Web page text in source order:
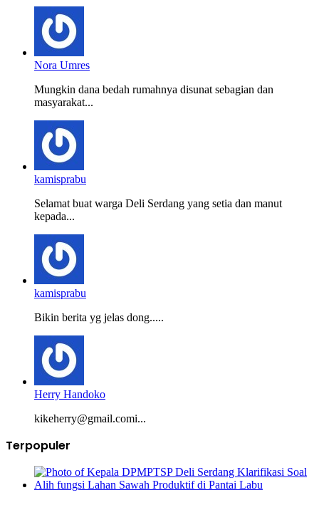
Nora Umres
Mungkin dana bedah rumahnya disunat sebagian dan
masyarakat...
kamisprabu
Selamat buat warga Deli Serdang yang setia dan manut
kepada...
kamisprabu
Bikin berita yg jelas dong.....
Herry Handoko
kikeherry@gmail.comi...
Terpopuler